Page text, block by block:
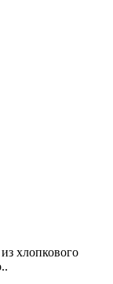
хлопкового